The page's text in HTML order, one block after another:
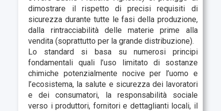
dimostrare il rispetto di precisi requisiti di
sicurezza durante tutte le fasi della produzione,
dalla rintracciabilità delle materie prime alla
vendita (soprattutto per la grande distribuzione).
Lo standard si basa su numerosi principi
fondamentali quali l’uso limitato di sostanze
chimiche potenzialmente nocive per l’uomo e
l’ecosistema, la salute e sicurezza dei lavoratori
e dei consumatori, la responsabilità sociale
verso i produttori, fornitori e dettaglianti locali, il